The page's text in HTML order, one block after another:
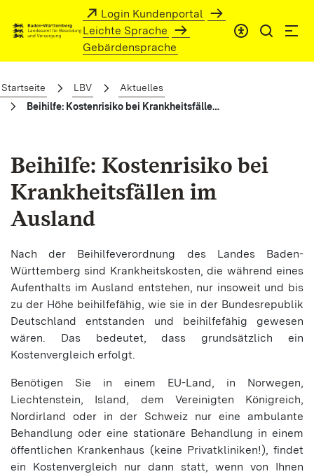
Zum Hauptinhalt springenLogin Kundenportal
Leichte Sprache
Gebärdensprache
Startseite LBV
Aktuelles
Beihilfe: Kostenrisiko bei Krankheitsfällen im Ausland
Beihilfe: Kostenrisiko bei
Krankheitsfällen im
Ausland
Nach der Beihilfeverordnung des Landes Baden-
Württemberg sind Krankheitskosten, die während eines
Aufenthalts im Ausland entstehen, nur insoweit und bis
zu der Höhe beihilfefähig, wie sie in der Bundesrepublik
Deutschland entstanden und beihilfefähig gewesen
wären. Das bedeutet, dass grundsätzlich ein
Kostenvergleich erfolgt.
Benötigen Sie in einem EU-Land, in Norwegen,
Liechtenstein, Island, dem Vereinigten Königreich,
Nordirland oder in der Schweiz nur eine ambulante
Behandlung oder eine stationäre Behandlung in einem
öffentlichen Krankenhaus (keine Privatkliniken!), findet
ein Kostenvergleich nur dann statt, wenn von Ihnen